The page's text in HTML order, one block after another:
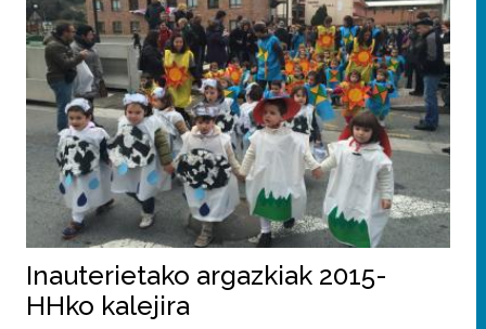
Inauterietako argazkiak 2015-
HHko kalejira